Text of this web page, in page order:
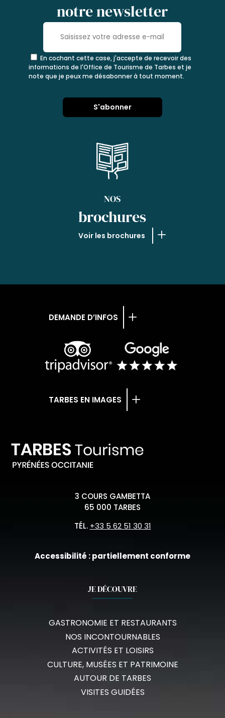
notre newsletter
En cochant cette case, j'accepte de recevoir des
informations de l'Office de Tourisme de Tarbes et je
note que je peux me désabonner à tout moment.
NOS
brochures
Voir les brochures
DEMANDE D’INFOS
TARBES EN IMAGES
3 COURS GAMBETTA
65 000 TARBES
TÉL. +33 5 62 51 30 31
Accessibilité : partiellement conforme
JE DÉCOUVRE
GASTRONOMIE ET RESTAURANTS
NOS INCONTOURNABLES
ACTIVITÉS ET LOISIRS
CULTURE, MUSÉES ET PATRIMOINE
AUTOUR DE TARBES
VISITES GUIDÉES